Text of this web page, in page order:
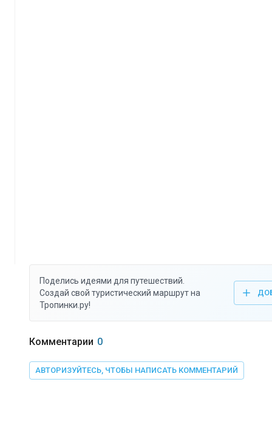
Поделись идеями для путешествий.
Создай свой туристический маршрут на
Тропинки.ру!
Комментарии 0
АВТОРИЗУЙТЕСЬ, ЧТОБЫ НАПИСАТЬ КОММЕНТАРИЙ